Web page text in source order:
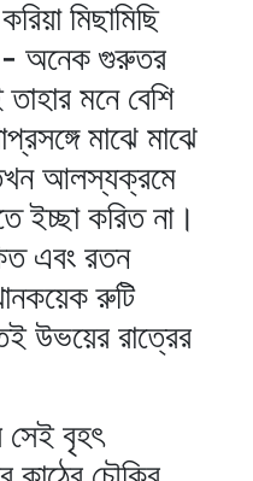
মিছামিছি
অনেক গুরুতর
মনে বেশি
মাঝে মাঝে
আলস্যক্রমে
ইচ্ছা করিত না।
এবং রতন
রুটি
উভয়ের রাত্রের
সেই বৃহৎ